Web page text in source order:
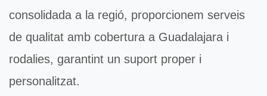
consolidada a la regió, proporcionem serveis
de qualitat amb cobertura a Guadalajara i
rodalies, garantint un suport proper i
personalitzat.